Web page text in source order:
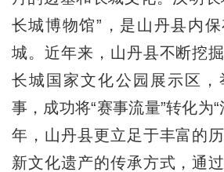
长城博物馆”，是山丹县内
城。近年来，山丹县不断挖
长城国家文化公园展示区，
事，成功将“赛事流量”转化为
年，山丹县更立足于丰富的
新文化遗产的传承方式，通